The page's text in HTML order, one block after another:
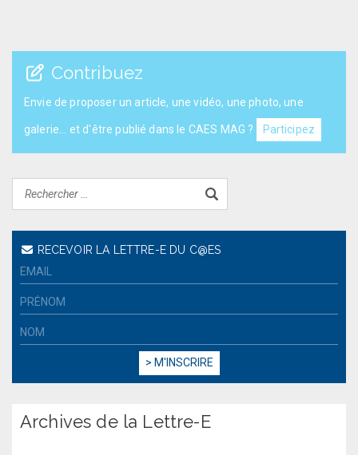
Contribuez
Envie de proposer un article, une vidéo, une photo, une
galerie... et d'être publié dans le CAES MAG ? Participez
RECEVOIR LA LETTRE-E DU C@ES
Archives de la Lettre-E